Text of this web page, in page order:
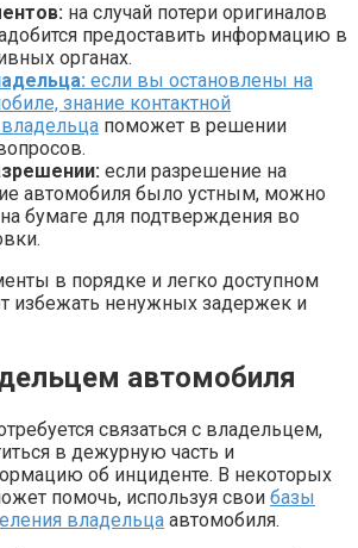
на случай потери оригиналов
предоставить информацию в
органах.
если вы остановлены на
знание контактной
поможет в решении
если разрешение на
автомобиля было устным, можно
на бумаге для подтверждения во
в порядке и легко доступном
избежать ненужных задержек и
автомобиля
связаться с владельцем,
в дежурную часть и
об инциденте. В некоторых
помочь, используя свои базы
владельца автомобиля.